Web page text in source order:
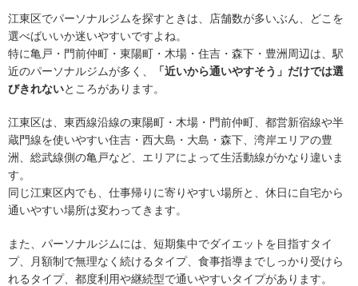
江東区でパーソナルジムを探すときは、店舗数が多いぶん、どこを
選べばいいか迷いやすいですよね。
特に亀戸・門前仲町・東陽町・木場・住吉・森下・豊洲周辺は、駅
近のパーソナルジムが多く、
「近いから通いやすそう」だけでは選
びきれないところがあります。
江東区は、東西線沿線の東陽町・木場・門前仲町、都営新宿線や半
蔵門線を使いやすい住吉・西大島・大島・森下、湾岸エリアの豊
洲、総武線側の亀戸など、エリアによって生活動線がかなり違いま
す。
同じ江東区内でも、仕事帰りに寄りやすい場所と、休日に自宅から
通いやすい場所は変わってきます。
また、パーソナルジムには、短期集中でダイエットを目指すタイ
プ、月額制で無理なく続けるタイプ、食事指導までしっかり受けら
れるタイプ、都度利用や継続型で通いやすいタイプがあります。